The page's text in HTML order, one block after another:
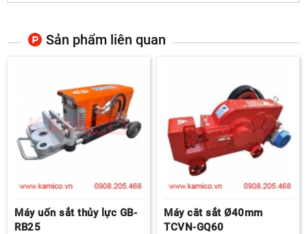
Sản phẩm liên quan
Máy uốn sắt thủy lực GB-
RB25
Máy căt sắt Ø40mm
TCVN-GQ60